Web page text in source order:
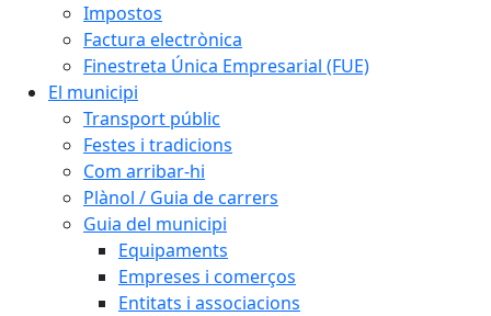
Impostos
Factura electrònica
Finestreta Única Empresarial (FUE)
El municipi
Transport públic
Festes i tradicions
Com arribar-hi
Plànol / Guia de carrers
Guia del municipi
Equipaments
Empreses i comerços
Entitats i associacions